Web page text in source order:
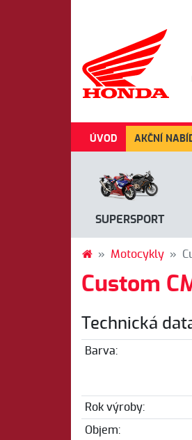
ÚVOD AKČNÍ
SUPERSPORT
Motocykly
Custom
Technická
Barva:
Rok výroby:
Objem: